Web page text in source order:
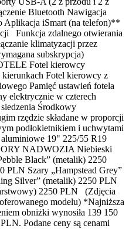
Bluetooth Nawigacja
Aplikacja iSmart (na telefon)**
Funkcja zdalnego otwierania
klimatyzacji przez
subskrypcja)
Fotel kierowcy
Fotel kierowcy z
Pamięć ustawień fotela
elektrycznie w czterech
Środkowy
rzędzie składane w proporcji
podłokietnikiem i uchwytami
19" 225/55 R19
NADWOZIA Niebieski
Black” (metalik) 2250
PLN Szary „Hampstead Grey”
Silver” (metalik) 2250 PLN
2250 PLN (Zdjęcia
modelu) *Najniższa
obniżki wynosiła 139 150
Podane ceny są cenami